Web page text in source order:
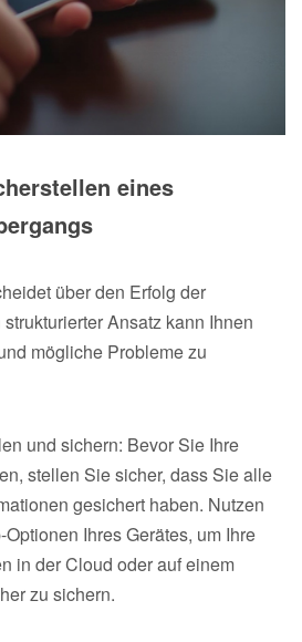
eines
über den Erfolg der
Ansatz kann Ihnen
mögliche Probleme zu
und sichern: Bevor Sie Ihre
stellen Sie sicher, dass Sie alle
gesichert haben. Nutzen
Ihres Gerätes, um Ihre
in der Cloud oder auf einem
zu sichern.